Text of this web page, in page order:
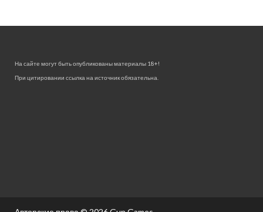
На сайте могут быть опубликованы материалы 18+!
При цитировании ссылка на источник обязательна.